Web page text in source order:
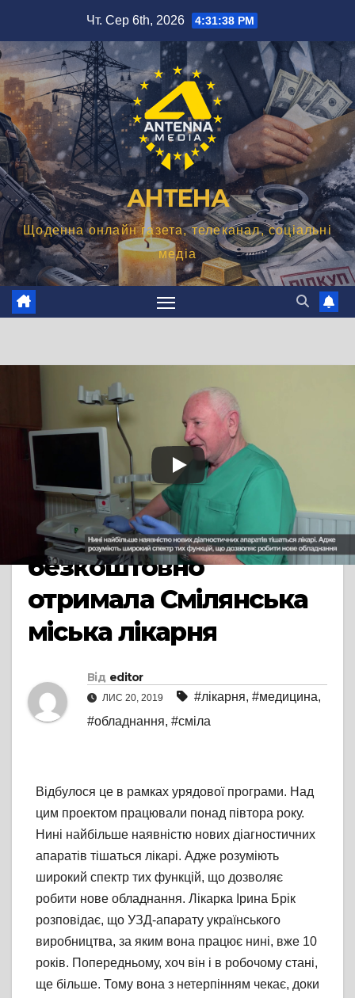
вмісту
Чт. Сер 6th, 2026 4:31:39 PM
АНТЕНА
Щоденна онлайн газета, телеканал, соціальні
медіа
СМІЛА
Нове діагностичне
обладнання
японського
виробництва цілком
безкоштовно
отримала Смілянська
міська лікарня
Від editor
ЛИС 20, 2019 #лікарня, #медицина,
#обладнання, #сміла
Відбулося це в рамках урядової програми. Над
цим проектом працювали понад півтора року.
Нині найбільше наявністю нових діагностичних
апаратів тішаться лікарі. Адже розуміють
широкий спектр тих функцій, що дозволяє
робити нове обладнання. Лікарка Ірина Брік
розповідає, що УЗД-апарату українського
виробництва, за яким вона працює нині, вже 10
років. Попередньому, хоч він і в робочому стані,
ще більше. Тому вона з нетерпінням чекає, доки